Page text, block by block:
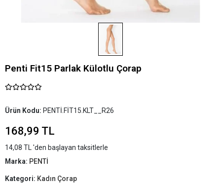
Penti Fit15 Parlak Külotlu Çorap
Ürün Kodu: PENTİ.FİT15.KLT__R26
168,99 TL
14,08 TL 'den başlayan taksitlerle
Marka: PENTİ
Kategori: Kadın Çorap